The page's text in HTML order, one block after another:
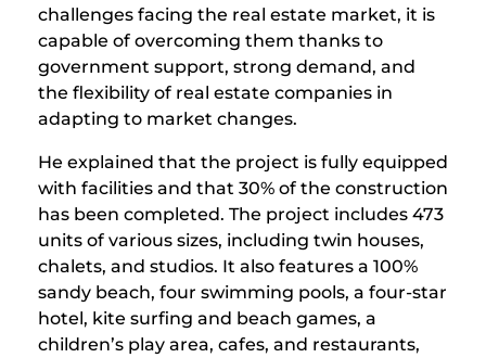
challenges facing the real estate market, it is
capable of overcoming them thanks to
government support, strong demand, and
the flexibility of real estate companies in
adapting to market changes.
He explained that the project is fully equipped
with facilities and that 30% of the construction
has been completed. The project includes 473
units of various sizes, including twin houses,
chalets, and studios. It also features a 100%
sandy beach, four swimming pools, a four-star
hotel, kite surfing and beach games, a
children’s play area, cafes, and restaurants,